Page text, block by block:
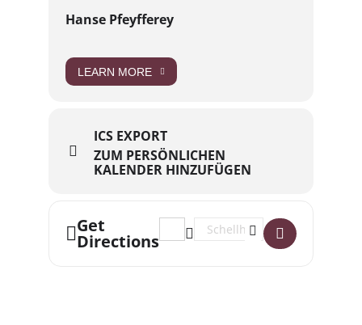
Hanse Pfeyfferey
LEARN MORE
ICS EXPORT
ZUM PERSÖNLICHEN
KALENDER HINZUFÜGEN
Get
Directions
Address - Familienkonzert zum
Destination Address -